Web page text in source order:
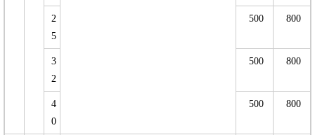
2
5
500 800
3
2
500 800
4
0
500 800